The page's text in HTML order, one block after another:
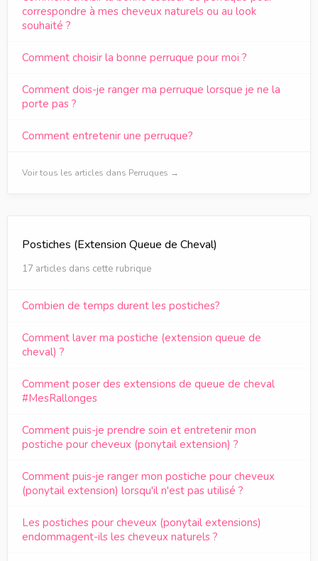
correspondre à mes cheveux naturels ou au look
souhaité ?
Comment choisir la bonne perruque pour moi ?
Comment dois-je ranger ma perruque lorsque je ne la
porte pas ?
Comment entretenir une perruque?
Voir tous les articles dans Perruques →
Postiches (Extension Queue de Cheval)
17 articles dans cette rubrique
Combien de temps durent les postiches?
Comment laver ma postiche (extension queue de
cheval) ?
Comment poser des extensions de queue de cheval
#MesRallonges
Comment puis-je prendre soin et entretenir mon
postiche pour cheveux (ponytail extension) ?
Comment puis-je ranger mon postiche pour cheveux
(ponytail extension) lorsqu'il n'est pas utilisé ?
Les postiches pour cheveux (ponytail extensions)
endommagent-ils les cheveux naturels ?